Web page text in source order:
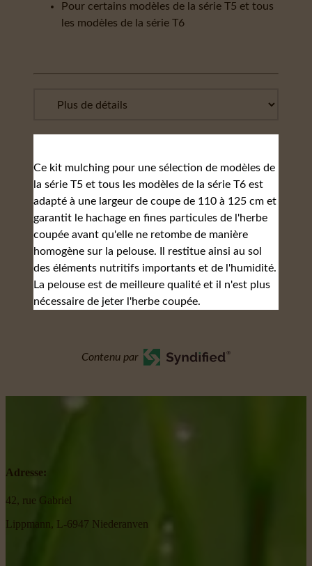
Pour certains modèles de la série T5 et tous
les modèles de la série T6
Ce kit mulching pour une sélection de modèles de
la série T5 et tous les modèles de la série T6 est
adapté à une largeur de coupe de 110 à 125 cm et
garantit le hachage en fines particules de l'herbe
coupée avant qu'elle ne retombe de manière
homogène sur la pelouse. Il restitue ainsi au sol
des éléments nutritifs importants et de l'humidité.
La pelouse est de meilleure qualité et il n'est plus
nécessaire de jeter l'herbe coupée.
Contenu par
Adresse:
42, rue Gabriel
Lippmann, L-6947 Niederanven